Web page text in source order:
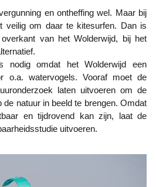
veilig om daar te kitesurfen. Dan is
van het Wolderwijd, bij het
nodig omdat het Wolderwijd een
o.a. watervogels. Vooraf moet de
laten uitvoeren om de
natuur in beeld te brengen. Omdat
en tijdrovend kan zijn, laat de
uitvoeren.